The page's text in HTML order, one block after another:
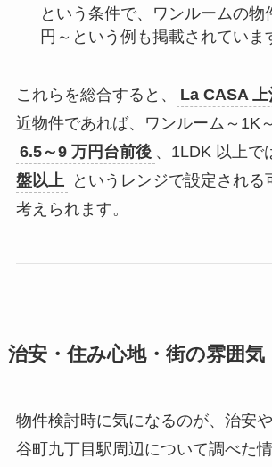
という条件で、ワンルームの物
円～という例も掲載されていま
これらを総合すると、 La CASA 上
近物件であれば、ワンルーム～1K
6.5～9 万円台前後 、1LDK 以上で
盤以上
というレンジで設定される
考えられます。
治安・住み心地・街の雰囲気
物件検討時に気になるのが、治安や
谷町九丁目駅周辺について調べた